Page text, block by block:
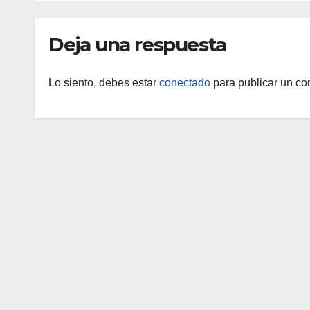
Deja una respuesta
Lo siento, debes estar conectado para publicar un